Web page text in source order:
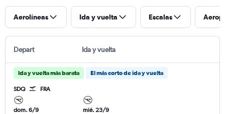
Aerolíneas Ida y vuelta Escalas
Depart Ida y vuelta
Ida y vuelta más barata El más corto de ida y vuelta
SDQ FRA
dom. 6/9
mié. 23/9